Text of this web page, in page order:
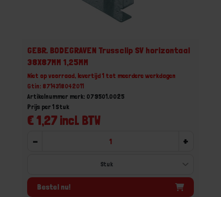
GEBR. BODEGRAVEN Trussclip SV horizontaal
38X87MM 1,25MM
Niet op voorraad, levertijd 1 tot meerdere werkdagen
Gtin: 8714318042011
Artikelnummer merk: 079501.0025
€ 1,27 incl. BTW
Prijs per 1 Stuk
- +
Bestel nu!